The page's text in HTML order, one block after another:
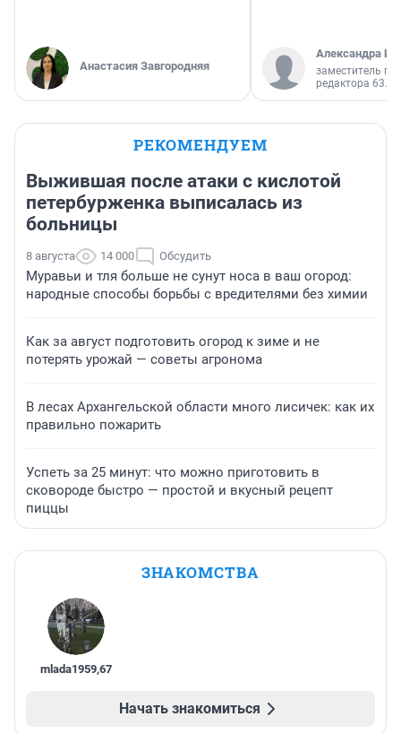
Анастасия Завгородняя
Александра
заместитель
редактора 63.RU
РЕКОМЕНДУЕМ
Выжившая после атаки с кислотой
петербурженка выписалась из
больницы
8 августа 14 000 Обсудить
Муравьи и тля больше не сунут носа в ваш огород:
народные способы борьбы с вредителями без химии
Как за август подготовить огород к зиме и не
потерять урожай — советы агронома
В лесах Архангельской области много лисичек: как их
правильно пожарить
Успеть за 25 минут: что можно приготовить в
сковороде быстро — простой и вкусный рецепт
пиццы
ЗНАКОМСТВА
mlada1959,67
Начать знакомиться